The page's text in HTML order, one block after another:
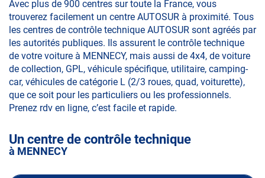
Avec plus de 900 centres sur toute la France, vous
trouverez facilement un centre AUTOSUR à proximité. Tous
les centres de contrôle technique AUTOSUR sont agréés par
les autorités publiques. Ils assurent le contrôle technique
de votre voiture à MENNECY, mais aussi de 4x4, de voiture
de collection, GPL, véhicule spécifique, utilitaire, camping-
car, véhicules de catégorie L (2/3 roues, quad, voiturette),
que ce soit pour les particuliers ou les professionnels.
Prenez rdv en ligne, c’est facile et rapide.
Un centre de contrôle technique
à MENNECY